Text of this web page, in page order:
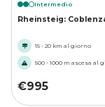
Intermedio
Rheinsteig:
15 - 20 km al giorno
500 - 1000 m ascesa al
€995